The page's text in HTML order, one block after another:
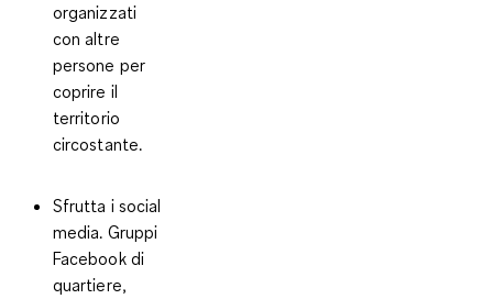
organizzati
con altre
persone per
coprire il
territorio
circostante.
Sfrutta i social
media. Gruppi
Facebook di
quartiere,